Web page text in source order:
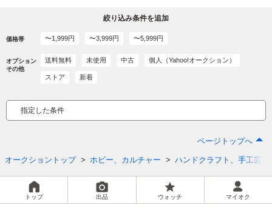
絞り込み条件を追加
価格帯 〜1,999円 〜3,999円 〜5,999円
オプション
その他
送料無料 未使用 中古 個人（Yahoo!オークション）
ストア 新着
指定した条件
ページトップへ
オークショントップ ホビー、カルチャー ハンドクラフト、手工芸
トップ 出品 ウォッチ マイオク